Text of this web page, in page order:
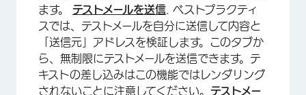
ます。 テストメールを送信 . ベストプラクティ
スでは、テストメールを自分に送信して内容と
「送信元」アドレスを検証します。このタブか
ら、無制限にテストメールを送信できます。テ
キストの差し込みはこの機能ではレンダリング
されないことに注意してください。 テストメー